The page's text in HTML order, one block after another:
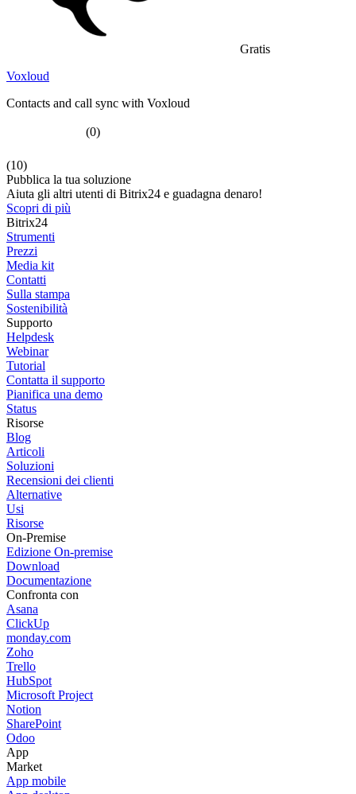
Gratis
Voxloud
Contacts and call sync with Voxloud
(0)
(10)
Pubblica la tua soluzione
Aiuta gli altri utenti di Bitrix24 e guadagna denaro!
Scopri di più
Bitrix24
Strumenti
Prezzi
Media kit
Contatti
Sulla stampa
Sostenibilità
Supporto
Helpdesk
Webinar
Tutorial
Contatta il supporto
Pianifica una demo
Status
Risorse
Blog
Articoli
Soluzioni
Recensioni dei clienti
Alternative
Usi
Risorse
On-Premise
Edizione On-premise
Download
Documentazione
Confronta con
Asana
ClickUp
monday.com
Zoho
Trello
HubSpot
Microsoft Project
Notion
SharePoint
Odoo
App
Market
App mobile